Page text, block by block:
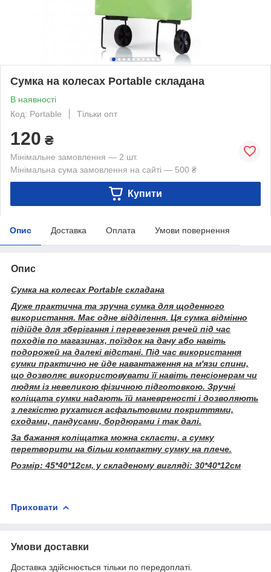
Сумка на колесах Portable складана
В наявності
Код: Portable
Тільки опт
120 ₴
Мінімальне замовлення — 2 шт.
Мінімальна сума замовлення на сайті — 500 ₴
Купити
Опис Доставка Оплата Умови повернення
Опис
Сумка на колесах Portable складана
Дуже практична та зручна сумка для щоденного
використання. Має одне відділення. Ця сумка відмінно
підійде для зберігання і перевезення речей під час
походів по магазинах, поїздок на дачу або навіть
подорожей на далекі відстані. Під час використання
сумки практично не йде навантаження на м'язи спини,
що дозволяє використовувати її навіть пенсіонерам чи
людям із невеликою фізичною підготовкою. Зручні
коліщата сумки надають їй маневреності і дозволяють
з легкістю рухатися асфальтовими покриттями,
сходами, пандусами, бордюрами і так далі.
За бажання коліщатка можна скласти, а сумку
перетворити на більш компактну сумку на плече.
Розмір: 45*40*12см, у складеному вигляді: 30*40*12см
Приховати
Умови доставки
Доставка здійснюється тільки по передоплаті.